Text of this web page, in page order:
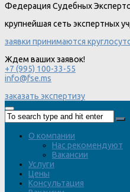
Федерация Судебных
крупнейшая сеть экспертных
заявки принимаются
Ждем ваших заявок!
+7 (995) 100-33-55
info@fse.ms
заказать экспертизу
О компании
Нас рекомендуют
Вакансии
Услуги
Цены
Консультация